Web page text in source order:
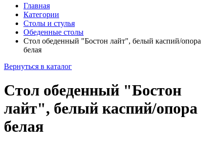
Главная
Категории
Столы и стулья
Обеденные столы
Стол обеденный "Бостон лайт", белый каспий/опора
белая
Вернуться в каталог
Стол обеденный "Бостон
лайт", белый каспий/опора
белая